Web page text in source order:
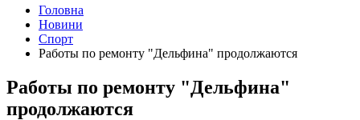
Головна
Новини
Спорт
Работы по ремонту "Дельфина" продолжаются
Работы по ремонту "Дельфина"
продолжаются